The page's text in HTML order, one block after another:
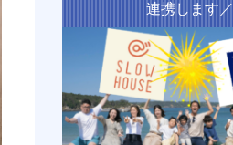
連携します／